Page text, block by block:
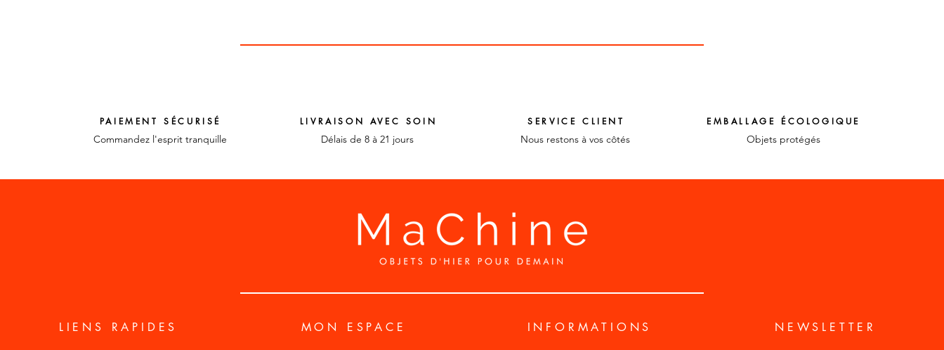
PAIEMENT SÉCURISÉ
Commandez l'esprit tranquille
LIVRAISON AVEC SOIN
Délais de 8 à 21 jours
SERVICE CLIENT
Nous restons à vos côtés
EMBALLAGE ÉCOLOGIQUE
Objets protégés
LIENS RAPIDES MON ESPACE INFORMATIONS NEWSLETTER